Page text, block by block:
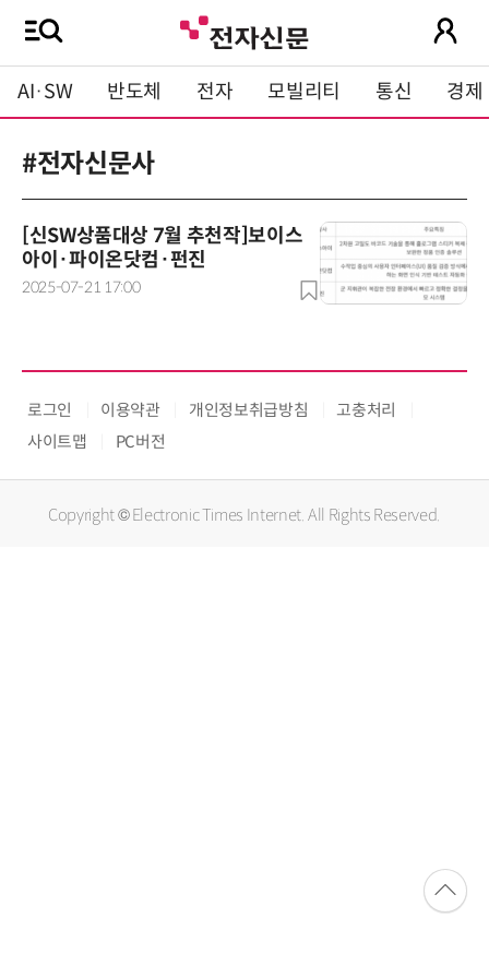
AI·SW 반도체 전자 모빌리티 통신 경제
#전자신문사
[신SW상품대상 7월 추천작]보이스
아이·파이온닷컴·펀진
2025-07-21 17:00
로그인 이용약관 개인정보취급방침
고충처리
사이트맵
PC버전
Copyright © Electronic Times Internet. All Rights Reserved.